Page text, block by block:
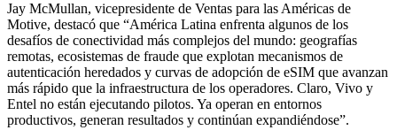
Jay McMullan, vicepresidente de Ventas para las Américas de
Motive, destacó que “América Latina enfrenta algunos de los
desafíos de conectividad más complejos del mundo: geografías
remotas, ecosistemas de fraude que explotan mecanismos de
autenticación heredados y curvas de adopción de eSIM que avanzan
más rápido que la infraestructura de los operadores. Claro, Vivo y
Entel no están ejecutando pilotos. Ya operan en entornos
productivos, generan resultados y continúan expandiéndose”.